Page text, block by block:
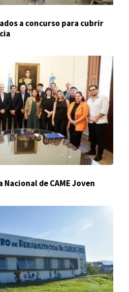
a concurso para cubrir
de CAME Joven